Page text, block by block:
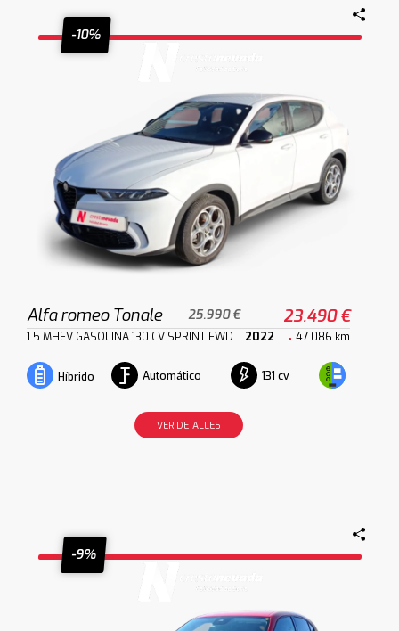
-10%
Alfa romeo Tonale 25.990 € 23.490 €
1.5 MHEV GASOLINA 130 CV SPRINT FWD 2022 47.086 km
Híbrido Automático 131 cv
VER DETALLES
-9%